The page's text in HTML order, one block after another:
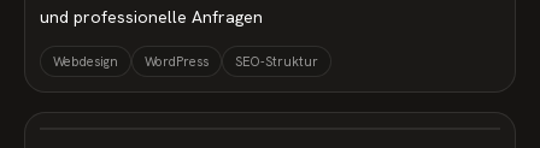
und professionelle Anfragen
Webdesign WordPress SEO-Struktur